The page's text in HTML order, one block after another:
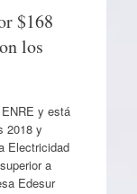
$168
los
y está
2018 y
Electricidad
a
Edesur